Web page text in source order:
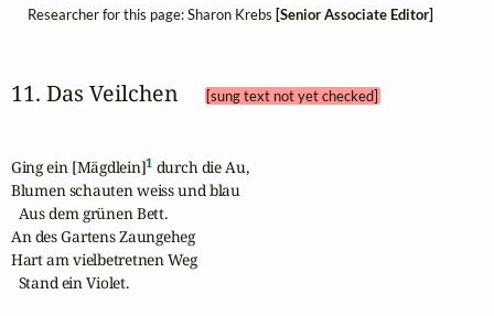
Researcher for this page: Sharon Krebs [Senior Associate Editor]
11. Das Veilchen [sung text not yet checked]
Ging ein [Mägdlein]1 durch die Au,
Blumen schauten weiss und blau
  Aus dem grünen Bett.
An des Gartens Zaungeheg
Hart am vielbetretnen Weg
  Stand ein Violet.